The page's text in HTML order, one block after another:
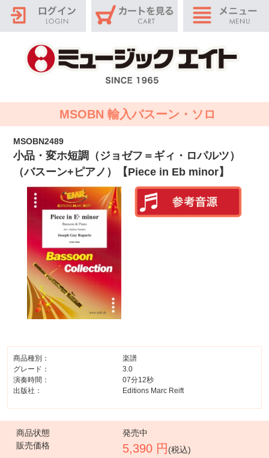
MSOBN 輸入バスーン・ソロ
MSOBN2489
小品・変ホ短調（ジョゼフ＝ギィ・ロパルツ）
（バスーン+ピアノ）【Piece in Eb minor】
商品種別：
楽譜
グレード：
3.0
演奏時間：
07分12秒
出版社：
Editions Marc Reift
商品状態
発売中
販売価格
5,390 円 (税込)